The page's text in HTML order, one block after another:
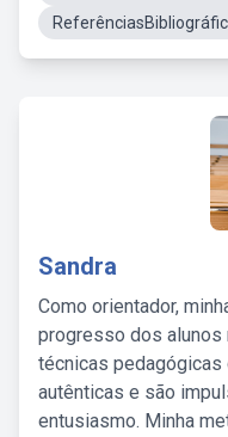
Sandra
Como orientador,
progresso dos alunos
técnicas
autênticas e são
entusiasmo. Minha